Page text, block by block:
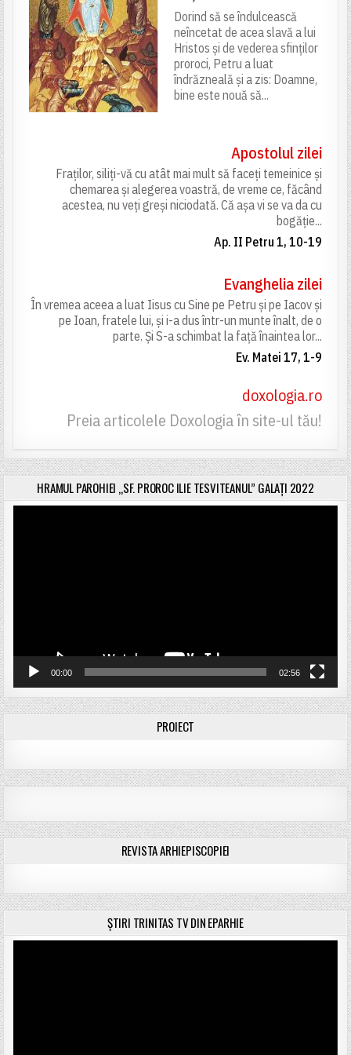
Dorind să se îndulcească
neîncetat de acea slavă a lui
Hristos și de vederea sfinților
proroci, Petru a luat
îndrăzneală și a zis: Doamne,
bine este nouă să...
Apostolul zilei
Fraților, siliți-vă cu atât mai mult să faceți temeinice și
chemarea și alegerea voastră, de vreme ce, făcând
acestea, nu veți greși niciodată. Că așa vi se va da cu
bogăție...
Ap. II Petru 1, 10-19
Evanghelia zilei
În vremea aceea a luat Iisus cu Sine pe Petru și pe Iacov și
pe Ioan, fratele lui, și i-a dus într-un munte înalt, de o
parte. Și S-a schimbat la față înaintea lor...
Ev. Matei 17, 1-9
doxologia.ro
Preia articolele Doxologia în site-ul tău!
HRAMUL PAROHIEI „SF. PROROC ILIE TESVITEANUL” GALAȚI 2022
00:00 02:56
PROIECT
REVISTA ARHIEPISCOPIEI
ȘTIRI TRINITAS TV DIN EPARHIE